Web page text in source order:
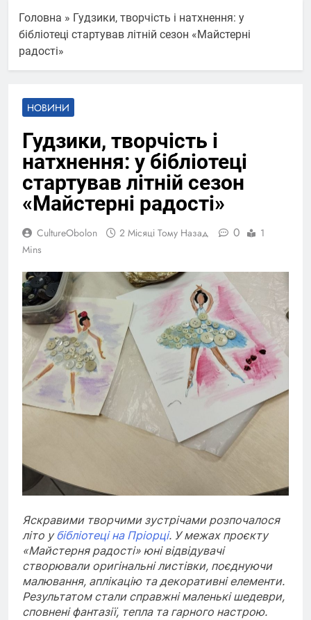
Головна » Гудзики, творчість і натхнення: у
бібліотеці стартував літній сезон «Майстерні
радості»
НОВИНИ
Гудзики, творчість і
натхнення: у бібліотеці
стартував літній сезон
«Майстерні радості»
CultureObolon 2 Місяці Тому Назад 0
1
Mins
Яскравими творчими зустрічами розпочалося
літо убібліотеці на Пріорці. У межах проєкту
«Майстерня радості» юні відвідувачі
створювали оригінальні листівки, поєднуючи
малювання, аплікацію та декоративні елементи.
Результатом стали справжні маленькі шедеври,
сповнені фантазії, тепла та гарного настрою.